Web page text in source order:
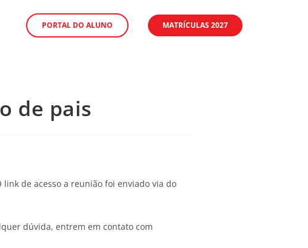
PORTAL DO ALUNO MATRÍCULAS 2027
de pais
de acesso a reunião foi enviado via do
dúvida, entrem em contato com